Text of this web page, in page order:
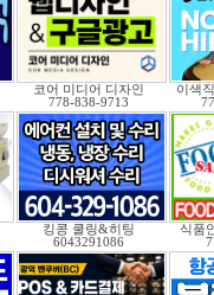
코어 미디어 디자인
778-838-9713
이색
킹콩 쿨링&히팅
6043291086
식품